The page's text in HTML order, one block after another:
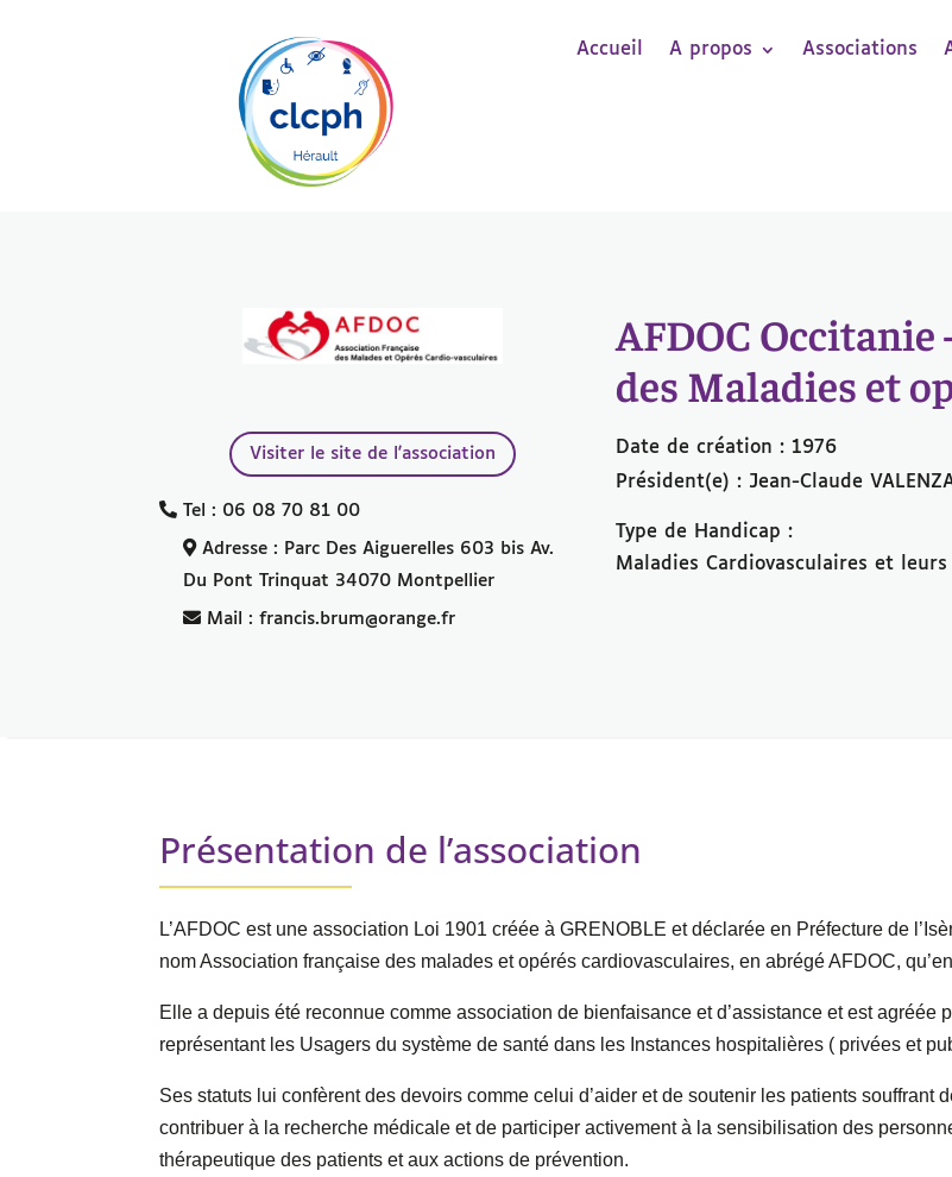
Accueil A propos Associations
Visiter le site de l'association
Tel : 06 08 70 81 00
Adresse : Parc Des Aiguerelles 603 bis Av.
Du Pont Trinquat 34070 Montpellier
Mail : francis.brum@orange.fr
AFDOC
des Maladies et
Date de création : 1976
Président(e) : Jean-Claude
Type de Handicap :
Maladies Cardiovasculaires et
Présentation de l’association
L’AFDOC est une association Loi 1901 créée à GRENOBLE et déclarée en Préfecture de
nom Association française des malades et opérés cardiovasculaires, en abrégé AFDOC,
Elle a depuis été reconnue comme association de bienfaisance et d’assistance et est agréée
représentant les Usagers du système de santé dans les Instances hospitalières ( privées et
Ses statuts lui confèrent des devoirs comme celui d’aider et de soutenir les patients
contribuer à la recherche médicale et de participer activement à la sensibilisation des
thérapeutique des patients et aux actions de prévention.